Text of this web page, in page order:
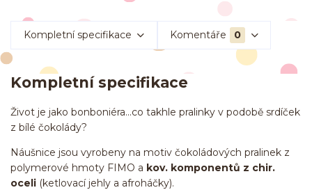
Kompletní specifikace Komentáře 0
Kompletní specifikace
Život je jako bonboniéra...co takhle pralinky v podobě srdíček
z bílé čokolády?
Náušnice jsou vyrobeny na motiv čokoládových pralinek z
polymerové hmoty FIMO a kov. komponentů z chir.
oceli (ketlovací jehly a afroháčky).